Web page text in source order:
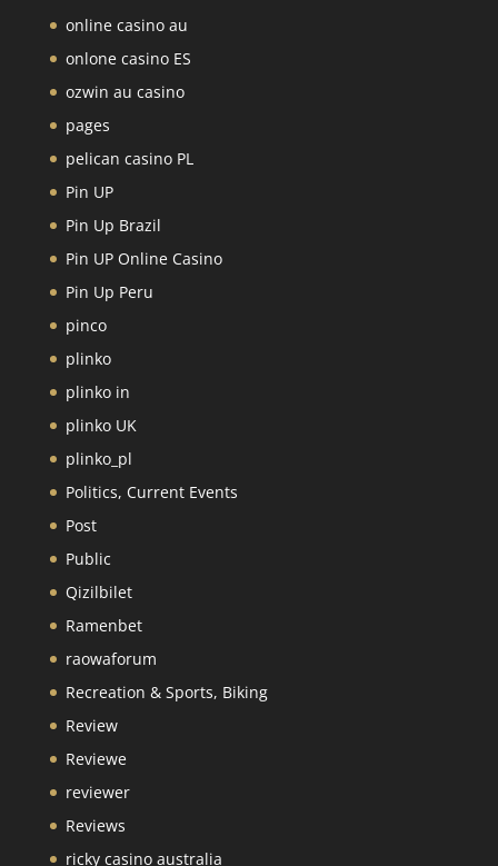
online casino au
onlone casino ES
ozwin au casino
pages
pelican casino PL
Pin UP
Pin Up Brazil
Pin UP Online Casino
Pin Up Peru
pinco
plinko
plinko in
plinko UK
plinko_pl
Politics, Current Events
Post
Public
Qizilbilet
Ramenbet
raowaforum
Recreation & Sports, Biking
Review
Reviewe
reviewer
Reviews
ricky casino australia